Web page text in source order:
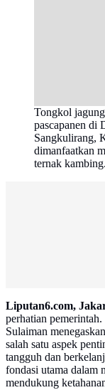
Tongkol
pascapanen di
Sangkulirang,
dimanfaatkan
ternak kambing.
Liputan6.com,
perhatian
Sulaiman
salah satu aspek
tangguh dan
fondasi utama dalam
mendukung